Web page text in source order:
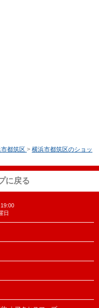
都筑区 > 横浜市都筑区のショッ
に戻る
日